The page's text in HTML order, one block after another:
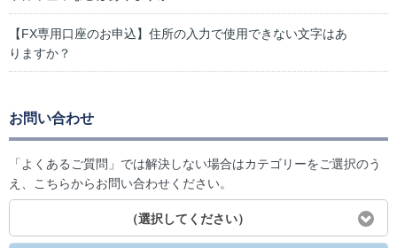
【FX専用口座のお申込】住所の入力で使用できない文字はあ
りますか？
お問い合わせ
「よくあるご質問」では解決しない場合はカテゴリーをご選択のう
え、こちらからお問い合わせください。
（選択してください）